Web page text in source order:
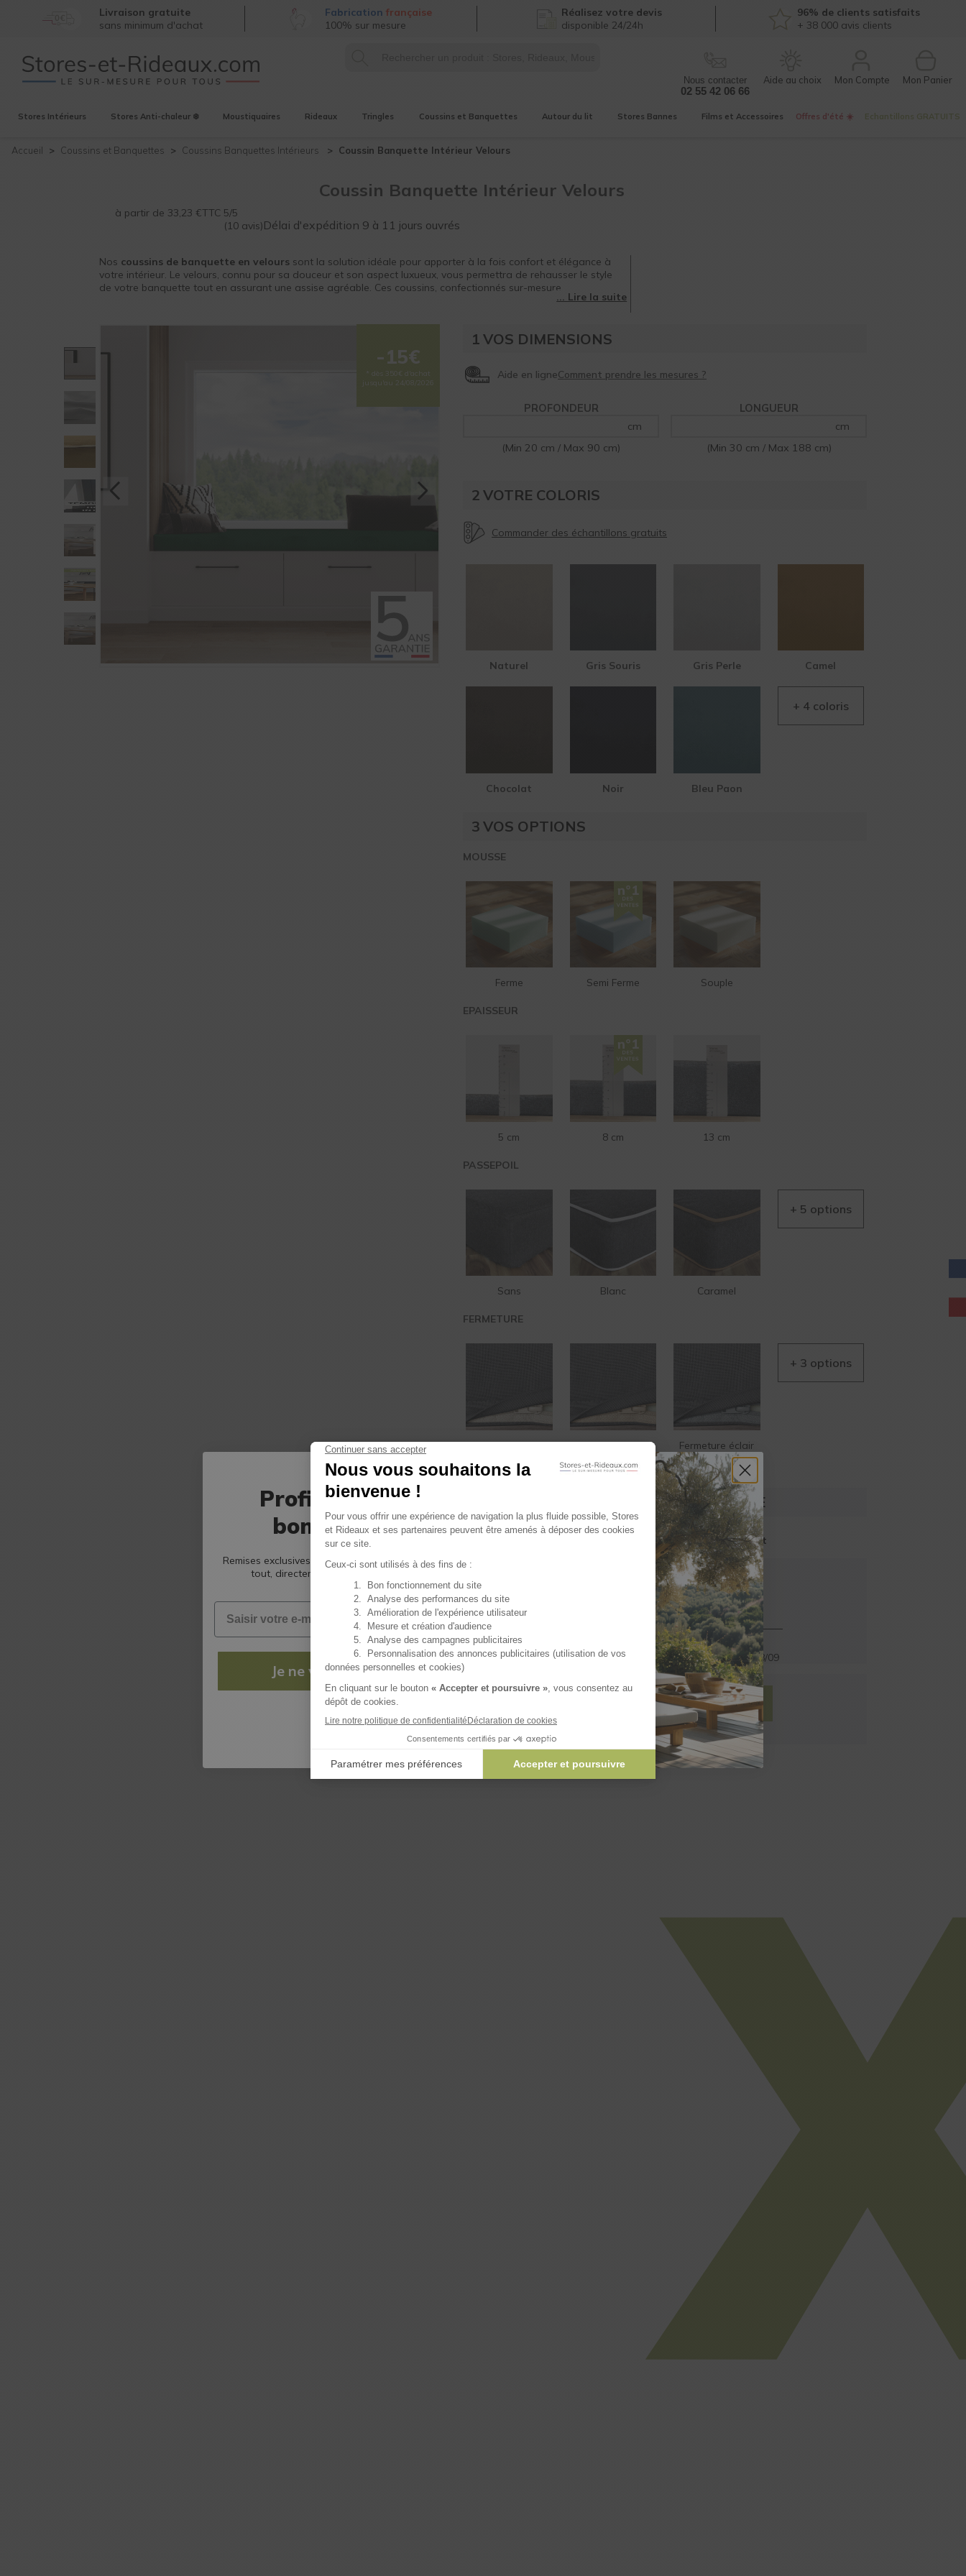
Livraison gratuite
sans minimum d'achat
Fabrication française
100% sur mesure
Réalisezvotre devis
disponible 24/24h
96% de clients satisfaits
+ 38 000avis clients
Nous contacter
02 55 42 06 66
Mon Compte
Stores Intérieurs Stores Anti-chaleur ❄️ Moustiquaires Rideaux Tringles Coussins et Banquettes Autour du lit Stores Bannes Films et Accessoires Offres d'été ☀️ Echantillons GRATUITS
Accueil Coussins et Banquettes Coussins Banquettes Intérieurs Coussin Banquette Intérieur Velours
Coussin Banquette Intérieur Velours
à partir de 33,23 €TTC 5/5
(10 avis)Délai d'expédition 9 à 11 jours ouvrés
-15€
* dès 350€ d'achat
jusqu'au 24/08/2026
Nos coussins de banquette en velours sont la solution idéale pour apporter à la fois confort et élégance à
votre intérieur. Le velours, connu pour sa douceur et son aspect luxueux, vous permettra de rehausser le style
de votre banquette tout en assurant une assise agréable. Ces coussins, confectionnés sur-mesure,
s’adapteront parfaitement à vos besoins, que ce soit pour une utilisation dans votre salon, votre cuisine ou
1 VOS DIMENSIONS
Aide en ligne
PROFONDEUR
cm
(Min 20 cm / Max 90 cm)
LONGUEUR
cm
(Min 30 cm / Max 188 cm)
2 VOTRE COLORIS
Naturel Gris Souris Gris Perle Camel
Chocolat Noir Bleu Paon
3 VOS OPTIONS
MOUSSE
Ferme Semi Ferme Souple
EPAISSEUR
5 cm 8 cm 13 cm
PASSEPOIL
Sans Blanc Caramel
FERMETURE
Fermeture éclair
Fermeture éclair
Fermeture éclair
Gris
VALIDEZ VOTRE PRODUIT SUR MESURE
Veuillez renseigner vos dimensions pour ajuster le montant
à partir de
33,23 €TTC
Expédition gratuite en Franceentre le vendredi 04/09etmardi 08/09
AJOUTER AU PANIER
Profitez de nos
bons plans !
Remises exclusives, bons plans et conseils : recevez
tout, directement dans votre boîte mail.
Email
Je ne veux rien rater !
Non, merci